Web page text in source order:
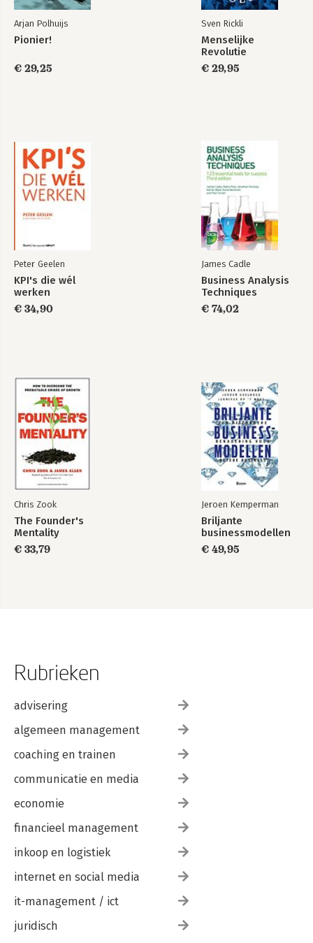
Arjan Polhuijs
Pionier!
€ 29,25
Sven Rickli
Menselijke
Revolutie
€ 29,95
Peter Geelen
KPI's die wél
werken
€ 34,90
James Cadle
Business Analysis
Techniques
€ 74,02
Chris Zook
The Founder's
Mentality
€ 33,79
Jeroen Kemperman
Briljante
businessmodellen
€ 49,95
Rubrieken
advisering
algemeen management
coaching en trainen
communicatie en media
economie
financieel management
inkoop en logistiek
internet en social media
it-management / ict
juridisch